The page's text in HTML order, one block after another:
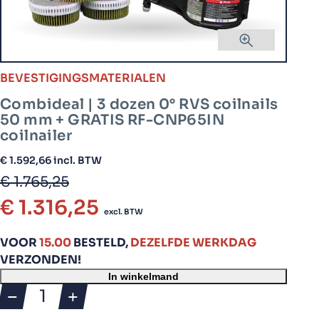
BEVESTIGINGSMATERIALEN
Combideal | 3 dozen 0° RVS coilnails
50 mm + GRATIS RF-CNP65IN
coilnailer
€1.592,66incl. BTW
€1.765,25
Oorspronkelijke
prijs
was:
€ 1.765,25.
€ 1.316,25 prijs
is:
€ 1.316,25.
excl. BTW
VOOR15.00BESTELD,DEZELFDE WERKDAG
VERZONDEN!
Combideal
In winkelmand